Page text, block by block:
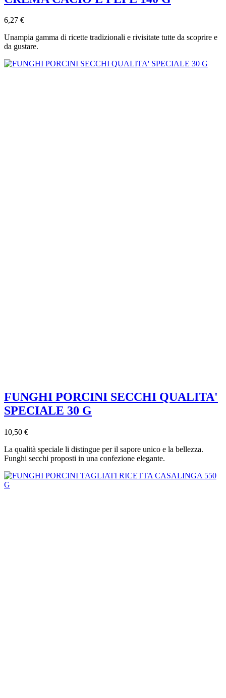
6,27 €
Unampia gamma di ricette tradizionali e rivisitate tutte da scoprire e
da gustare.
FUNGHI PORCINI SECCHI QUALITA'
SPECIALE 30 G
10,50 €
La qualità speciale li distingue per il sapore unico e la bellezza.
Funghi secchi proposti in una confezione elegante.